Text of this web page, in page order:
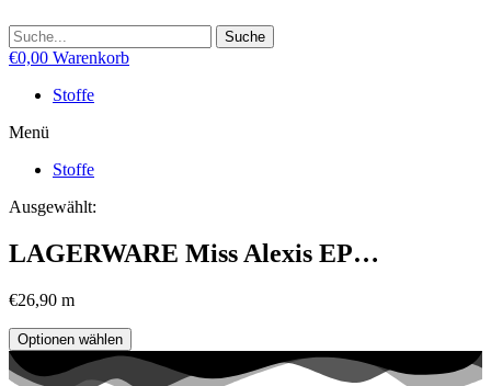
Suche
€0,00 Warenkorb
Stoffe
Menü
Stoffe
Ausgewählt:
LAGERWARE Miss Alexis EP…
€26,90 m
Optionen wählen